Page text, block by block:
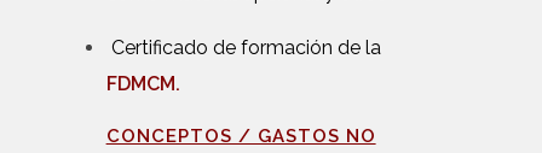
Certificado de formación de la
FDMCM.
CONCEPTOS / GASTOS NO